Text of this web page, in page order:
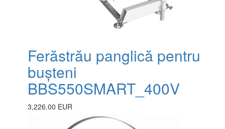
Ferăstrău panglică pentru
bușteni
BBS550SMART_400V
3,226.00 EUR